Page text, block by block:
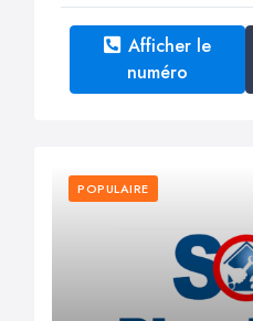
Afficher le
numéro
POPULAIRE